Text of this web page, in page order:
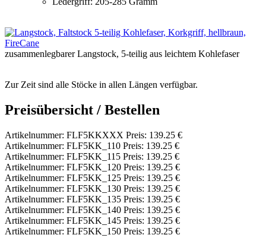
zusammenlegbarer Langstock, 5-teilig aus leichtem Kohlefaser
Zur Zeit sind alle Stöcke in allen Längen verfügbar.
Preisübersicht / Bestellen
Artikelnummer: FLF5KKXXX Preis: 139.25 €
Artikelnummer: FLF5KK_110 Preis: 139.25 €
Artikelnummer: FLF5KK_115 Preis: 139.25 €
Artikelnummer: FLF5KK_120 Preis: 139.25 €
Artikelnummer: FLF5KK_125 Preis: 139.25 €
Artikelnummer: FLF5KK_130 Preis: 139.25 €
Artikelnummer: FLF5KK_135 Preis: 139.25 €
Artikelnummer: FLF5KK_140 Preis: 139.25 €
Artikelnummer: FLF5KK_145 Preis: 139.25 €
Artikelnummer: FLF5KK_150 Preis: 139.25 €